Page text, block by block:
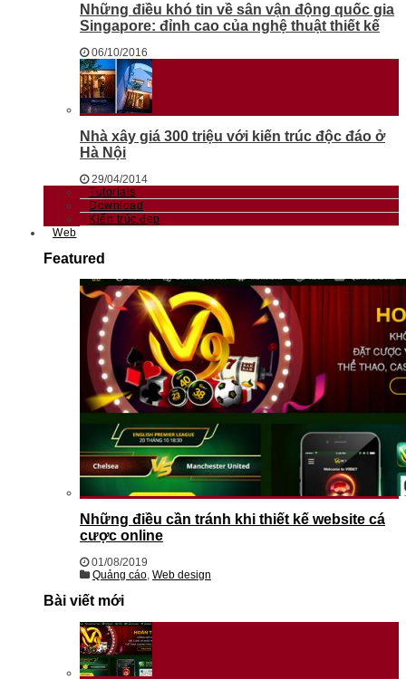
Những điều khó tin về sân vận động quốc gia
Singapore: đỉnh cao của nghệ thuật thiết kế
06/10/2016
Nhà xây giá 300 triệu với kiến trúc độc đáo ở
Hà Nội
29/04/2014
Tutorials
Download
Kiến trúc đẹp
Web
Featured
Những điều cần tránh khi thiết kế website cá
cược online
01/08/2019
Quảng cáo, Web design
Bài viết mới